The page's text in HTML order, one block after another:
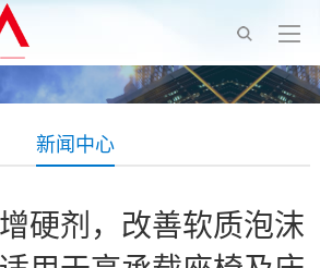
新闻中心
硬剂，改善软质泡沫